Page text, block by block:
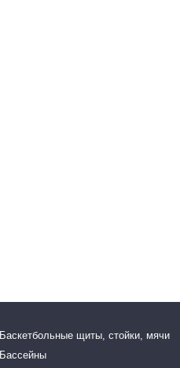
Баскетбольные щиты, стойки, мячи
Бассейны